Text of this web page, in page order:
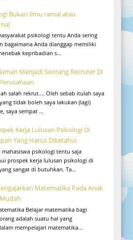
Bukan Ilmu ramal atau
psikologi tentu Anda sering
bagaimana Anda dianggap memiliki
kepribadian s...
Menjadi Seorang Recruter Di
salah rekrut.... Oleh sebab itulah saya
tidak boleh saya lakukan (lagi)
saya sempat ...
Kerja Lulusan Psikologi Di
Yang Harus Diketahui
mahasiswa psikologi tentu saja
prospek kerja lulusan psikologi di
sangat di butuhkan. Ta...
Matematika Pada Anak
Belajar matematika bagi
adalah suatu hal yang
mempelajari matematika...